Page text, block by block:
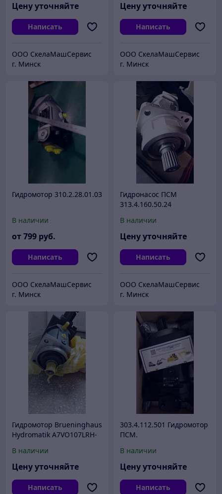
Цену уточняйте
Написать
ООО СкелаМашСервис
г. Минск
Цену уточняйте
Написать
ООО СкелаМашСервис
г. Минск
Гидромотор 310.2.28.01.03
В наличии
от799 руб.
Написать
ООО СкелаМашСервис
г. Минск
Гидронасос ПСМ
313.4.160.50.24
В наличии
Цену уточняйте
Написать
ООО СкелаМашСервис
г. Минск
Гидромотор Brueninghaus
Hydromatik A7VO107LRH-
В наличии
Цену уточняйте
Написать
303.4.112.501 Гидромотор
ПСМ.
В наличии
Цену уточняйте
Написать